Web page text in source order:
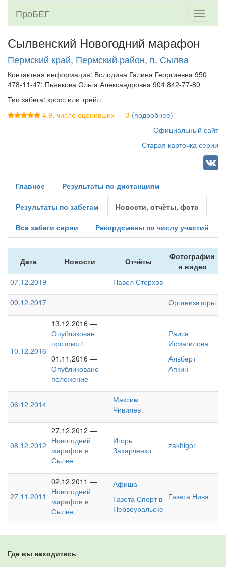
Toggle
ПроБЕГ
Сылвенский Новогодний марафон
Пермский край, Пермский район, п. Сылва
Контактная информация: Володина Галина Георгиевна 950
478-11-47; Пьянкова Ольга Александровна 904 842-77-80
Тип забега: кросс или трейл
4.9, число оценивших — 3 (подробнее)
Официальный сайт
Старая карточка серии
Главное Результаты по дистанциям
Результаты по забегам Новости, отчёты, фото
Все забеги серии Рекордсмены по числу участий
Дата Новости Отчёты
Фотографии
и видео
07.12.2019
Павел Стерхов
09.12.2017 Организаторы
10.12.2016
13.12.2016 —
Опубликован
протокол:
01.11.2016 —
Опубликовано
положение
Раиса
Исмагилова
Альберт
Апкин
06.12.2014
Максим
Чивилев
08.12.2012
27.12.2012 —
Новогодний
марафон в
Сылве
Игорь
Захарченко
zakhigor
27.11.2011
02.12.2011 —
Новогодний
марафон в
Сылве.
Афиша
Газета Спорт в
Первоуральске
Газета Нива
Где вы находитесь